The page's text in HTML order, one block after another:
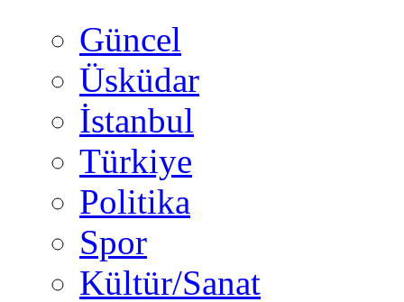
Güncel
Üsküdar
İstanbul
Türkiye
Politika
Spor
Kültür/Sanat